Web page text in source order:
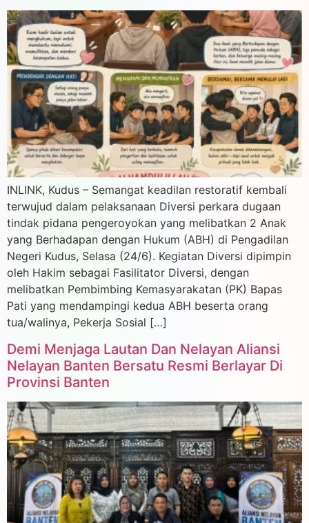
INLINK, Kudus – Semangat keadilan restoratif kembali
terwujud dalam pelaksanaan Diversi perkara dugaan
tindak pidana pengeroyokan yang melibatkan 2 Anak
yang Berhadapan dengan Hukum (ABH) di Pengadilan
Negeri Kudus, Selasa (24/6). Kegiatan Diversi dipimpin
oleh Hakim sebagai Fasilitator Diversi, dengan
melibatkan Pembimbing Kemasyarakatan (PK) Bapas
Pati yang mendampingi kedua ABH beserta orang
tua/walinya, Pekerja Sosial […]
Demi Menjaga Lautan Dan Nelayan Aliansi
Nelayan Banten Bersatu Resmi Berlayar Di
Provinsi Banten